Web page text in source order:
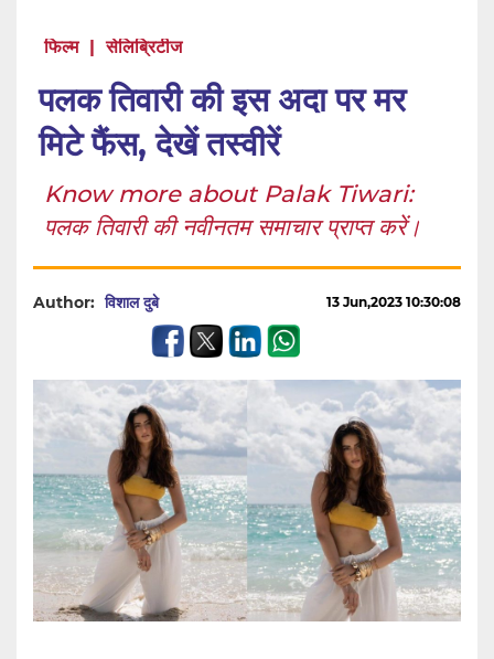
फिल्म | सेलिब्रिटीज
पलक तिवारी की इस अदा पर मर
मिटे फैंस, देखें तस्वीरें
Know more about Palak Tiwari:
पलक तिवारी की नवीनतम समाचार प्राप्त करें।
Author: विशाल दुबे 13 Jun,2023 10:30:08